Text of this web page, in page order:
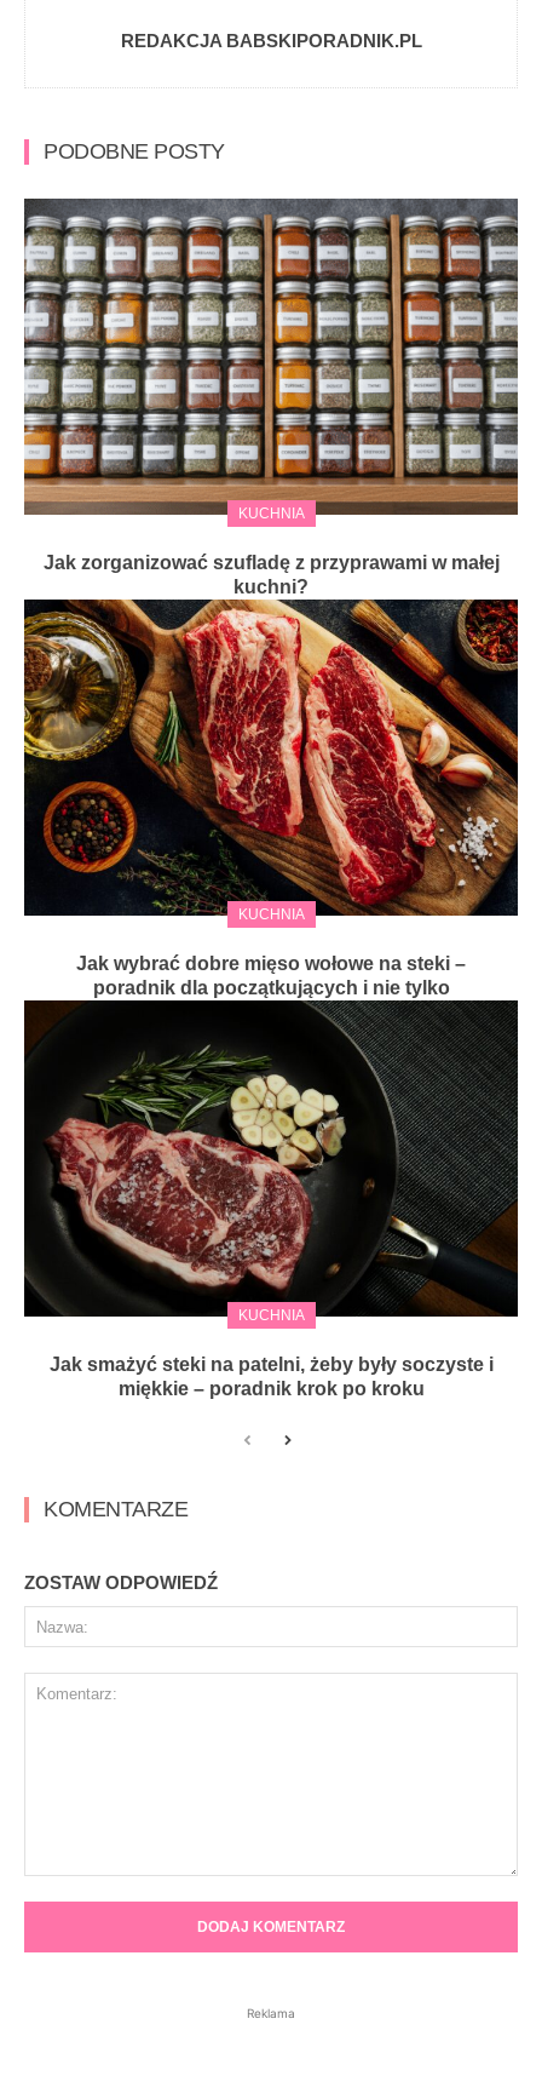
REDAKCJA BABSKIPORADNIK.PL
PODOBNE POSTY
KUCHNIA
Jak zorganizować szufladę z przyprawami w małej
kuchni?
KUCHNIA
Jak wybrać dobre mięso wołowe na steki –
poradnik dla początkujących i nie tylko
KUCHNIA
Jak smażyć steki na patelni, żeby były soczyste i
miękkie – poradnik krok po kroku
KOMENTARZE
ZOSTAW ODPOWIEDŹ
Reklama